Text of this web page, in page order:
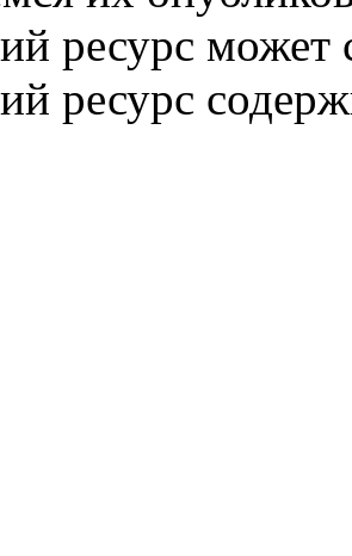
ресурс может
ресурс